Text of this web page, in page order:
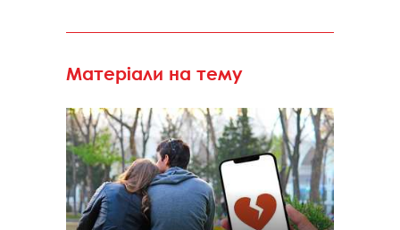
Матеріали на тему